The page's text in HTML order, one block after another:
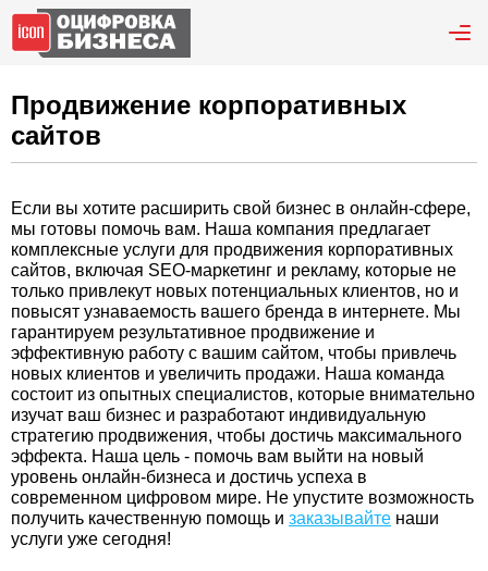
Продвижение корпоративных
сайтов
Если вы хотите расширить свой бизнес в онлайн-сфере,
мы готовы помочь вам. Наша компания предлагает
комплексные услуги для продвижения корпоративных
сайтов, включая SEO-маркетинг и рекламу, которые не
только привлекут новых потенциальных клиентов, но и
повысят узнаваемость вашего бренда в интернете. Мы
гарантируем результативное продвижение и
эффективную работу с вашим сайтом, чтобы привлечь
новых клиентов и увеличить продажи. Наша команда
состоит из опытных специалистов, которые внимательно
изучат ваш бизнес и разработают индивидуальную
стратегию продвижения, чтобы достичь максимального
эффекта. Наша цель - помочь вам выйти на новый
уровень онлайн-бизнеса и достичь успеха в
современном цифровом мире. Не упустите возможность
получить качественную помощь и заказывайте наши
услуги уже сегодня!